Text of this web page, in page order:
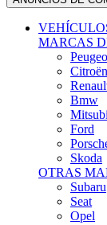
MARCAS
Citroën
Bmw
Ford
Skoda
OTRAS
Subaru
Seat
Opel